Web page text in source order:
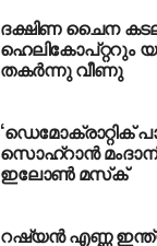
ദക്ഷിണ ചൈന
ഹെലികോപ്റ്ററും
തകര്‍ന്നു വീണു
‘ഡെമോക്രാറ്റിക്
സൊഹ്റാന്‍
ഇലോണ്‍ മസ്‌ക്
റഷ്യന്‍ എണ്ണ